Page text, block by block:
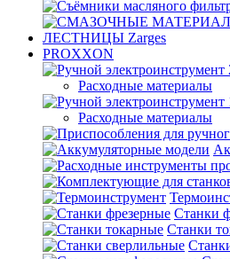
ЛЕСТНИЦЫ Zarges
PROXXON
Расходные материалы
Расходные материалы
Станки
Станки